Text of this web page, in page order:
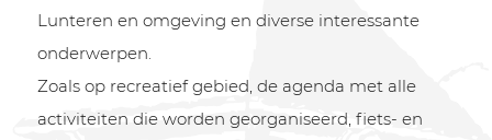
Lunteren en omgeving en diverse interessante
onderwerpen.
Zoals op recreatief gebied, de agenda met alle
activiteiten die worden georganiseerd, fiets- en